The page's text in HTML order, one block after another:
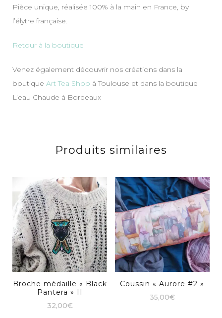
Pièce unique, réalisée 100% à la main en France, by
l’élytre française.
Retour à la boutique
Venez également découvrir nos créations dans la
boutique Art Tea Shop à Toulouse et dans la boutique
L’eau Chaude à Bordeaux
Produits similaires
Broche médaille « Black
Pantera » II
32,00€
Coussin « Aurore #2 »
35,00€